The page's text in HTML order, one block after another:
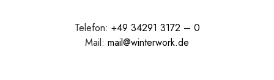
Telefon: +49 34291 3172 – 0
Mail: mail@winterwork.de